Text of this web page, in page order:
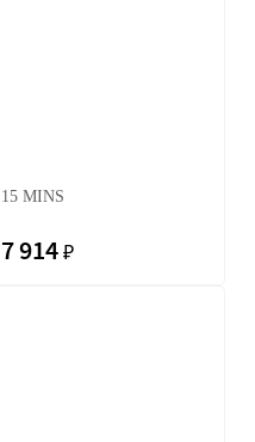
15 MINS
7 914 ₽